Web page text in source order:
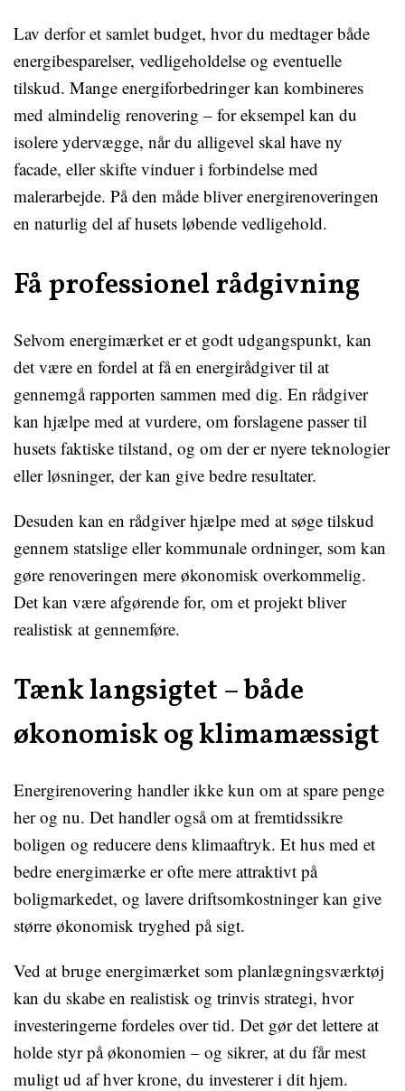
Lav derfor et samlet budget, hvor du medtager både
energibesparelser, vedligeholdelse og eventuelle
tilskud. Mange energiforbedringer kan kombineres
med almindelig renovering – for eksempel kan du
isolere ydervægge, når du alligevel skal have ny
facade, eller skifte vinduer i forbindelse med
malerarbejde. På den måde bliver energirenoveringen
en naturlig del af husets løbende vedligehold.
Få professionel rådgivning
Selvom energimærket er et godt udgangspunkt, kan
det være en fordel at få en energirådgiver til at
gennemgå rapporten sammen med dig. En rådgiver
kan hjælpe med at vurdere, om forslagene passer til
husets faktiske tilstand, og om der er nyere teknologier
eller løsninger, der kan give bedre resultater.
Desuden kan en rådgiver hjælpe med at søge tilskud
gennem statslige eller kommunale ordninger, som kan
gøre renoveringen mere økonomisk overkommelig.
Det kan være afgørende for, om et projekt bliver
realistisk at gennemføre.
Tænk langsigtet – både
økonomisk og klimamæssigt
Energirenovering handler ikke kun om at spare penge
her og nu. Det handler også om at fremtidssikre
boligen og reducere dens klimaaftryk. Et hus med et
bedre energimærke er ofte mere attraktivt på
boligmarkedet, og lavere driftsomkostninger kan give
større økonomisk tryghed på sigt.
Ved at bruge energimærket som planlægningsværktøj
kan du skabe en realistisk og trinvis strategi, hvor
investeringerne fordeles over tid. Det gør det lettere at
holde styr på økonomien – og sikrer, at du får mest
muligt ud af hver krone, du investerer i dit hjem.